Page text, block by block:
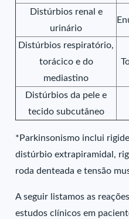
Distúrbios renal e
urinário
Distúrbios respiratório,
torácico e do
mediastino
Distúrbios da pele e
tecido subcutâneo
*Parkinsonismo inclui
distúrbio extrapiramidal,
roda denteada e tensão
A seguir listamos as
estudos clínicos em